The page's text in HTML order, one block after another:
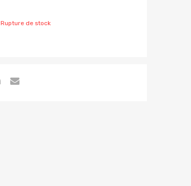
Rupture de stock